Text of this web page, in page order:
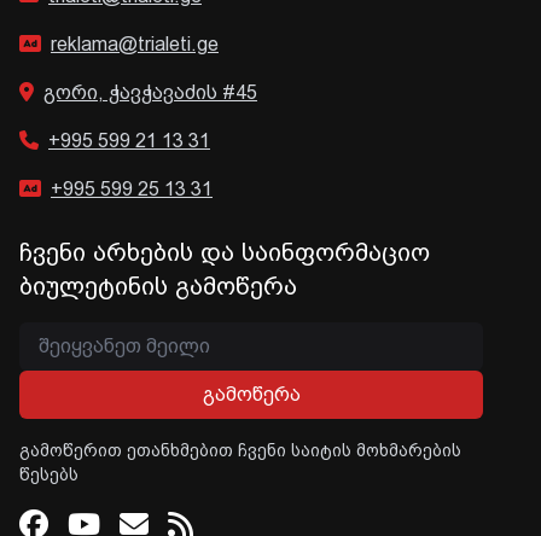
reklama@trialeti.ge
გორი, ჭავჭავაძის #45
+995 599 21 13 31
+995 599 25 13 31
ჩვენი არხების და საინფორმაციო
ბიულეტინის გამოწერა
გამოწერა
გამოწერით ეთანხმებით ჩვენი საიტის მოხმარების
წესებს
Facebook
Youtube
Email
RSS